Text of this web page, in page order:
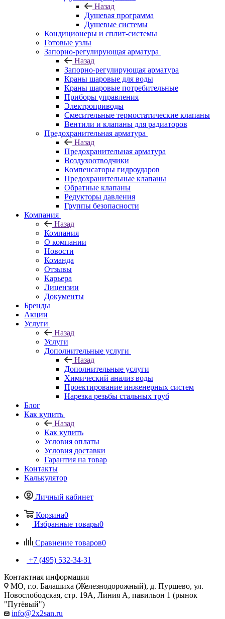
Назад
Душевая программа
Душевые системы
Кондиционеры и сплит-системы
Готовые узлы
Запорно-регулирующая арматура
Назад
Запорно-регулирующая арматура
Краны шаровые для воды
Краны шаровые потребительные
Приборы управления
Электроприводы
Смесительные термостатические клапаны
Вентили и клапаны для радиаторов
Предохранительная арматура
Назад
Предохранительная арматура
Воздухоотводчики
Компенсаторы гидроударов
Предохранительные клапаны
Обратные клапаны
Редукторы давления
Группы безопасности
Компания
Назад
Компания
О компании
Новости
Команда
Отзывы
Карьера
Лицензии
Документы
Бренды
Акции
Услуги
Назад
Услуги
Дополнительные услуги
Назад
Дополнительные услуги
Химический анализ воды
Проектирование инженерных систем
Нарезка резьбы стальных труб
Блог
Как купить
Назад
Как купить
Условия оплаты
Условия доставки
Гарантия на товар
Контакты
Калькулятор
Личный кабинет
Корзина0
Избранные товары0
Сравнение товаров0
+7 (495) 532‑34‑31
Контактная информация
МО, г.о. Балашиха (Железнодорожный), д. Пуршево, ул.
Новослободская, стр. 19А, Линия А, павильон 1 (рынок
"Путёвый")
info@2x2san.ru